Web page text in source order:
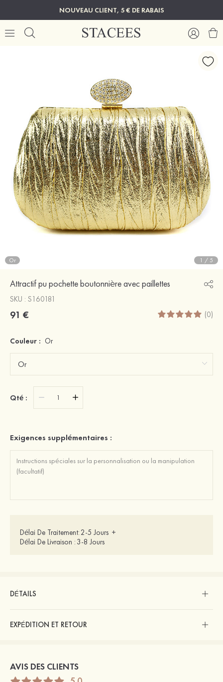
NOUVEAU CLIENT, 5 € DE RABAIS
Or 1 / 5
Attractif pu pochette boutonnière avec paillettes
SKU : S160181
91 € (0)
Couleur : Or
Qté :
Exigences supplémentaires :
Délai De Traitement: 2-5 Jours +
Délai De Livraison : 3-8 Jours
DÉTAILS
EXPÉDITION ET RETOUR
AVIS DES CLIENTS